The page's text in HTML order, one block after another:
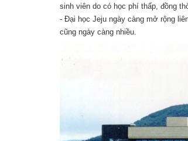
sinh viên do có học phí thấp, đồng
- Đại học Jeju ngày càng mở rộng
cũng ngày càng nhiều.